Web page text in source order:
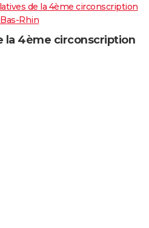
de la 4ème circonscription
Rhin
la 4ème circonscription